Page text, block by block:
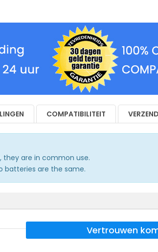
COMPATIBILITEIT
they are in common use.
batteries are the same.
Vertrouwen